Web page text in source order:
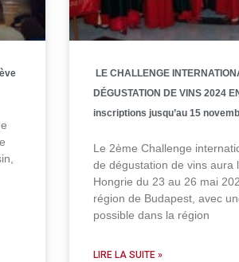
LE CHALLENGE
DÉGUSTATION DE VINS 2024
inscriptions jusqu’au 15
Le 2ème Challenge
de dégustation de vins aura
Hongrie du 23 au 26 mai
région de Budapest, avec
possible dans la région
LIRE LA SUITE »